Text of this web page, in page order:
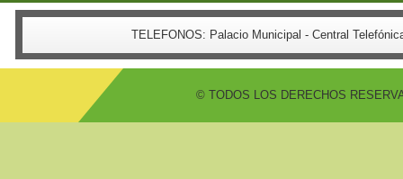
TELEFONOS: Palacio Municipal - Central
© TODOS LOS DERECHOS